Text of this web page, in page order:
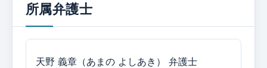
所属弁護士
天野 義章（あまの よしあき） 弁護士